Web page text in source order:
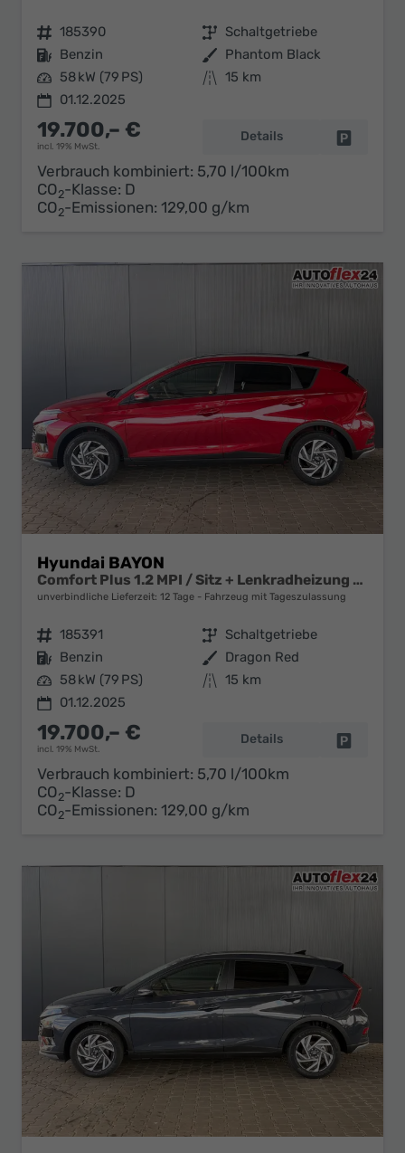
Fahrzeugnr. 185390 Getriebe Schaltgetriebe
Kraftstoff Benzin Außenfarbe Phantom Black
Leistung 58 kW (79 PS) Kilometerstand 15 km
01.12.2025
19.700,– €
incl. 19% MwSt.
Details
Verbrauch kombiniert: 5,70 l/100km
CO2-Klasse: D
CO2-Emissionen: 129,00 g/km
Hyundai BAYON
Comfort Plus 1.2 MPI / Sitz + Lenkradheizung PDC V&H Kamera LED Tempomat Keyless Alu 16"
unverbindliche Lieferzeit: 12 Tage Fahrzeug mit Tageszulassung
Fahrzeugnr. 185391 Getriebe Schaltgetriebe
Kraftstoff Benzin Außenfarbe Dragon Red
Leistung 58 kW (79 PS) Kilometerstand 15 km
01.12.2025
19.700,– €
incl. 19% MwSt.
Details
Verbrauch kombiniert: 5,70 l/100km
CO2-Klasse: D
CO2-Emissionen: 129,00 g/km